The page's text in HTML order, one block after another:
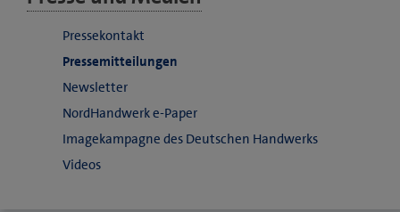
Pressekontakt
Pressemitteilungen
Newsletter
NordHandwerk e-Paper
Imagekampagne des Deutschen Handwerks
Videos